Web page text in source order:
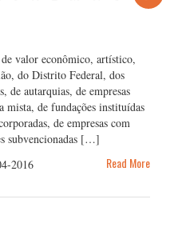
valor econômico, artístico,
do Distrito Federal, dos
de autarquias, de empresas
mista, de fundações instituídas
de empresas com
subvencionadas […]
2016 Read More